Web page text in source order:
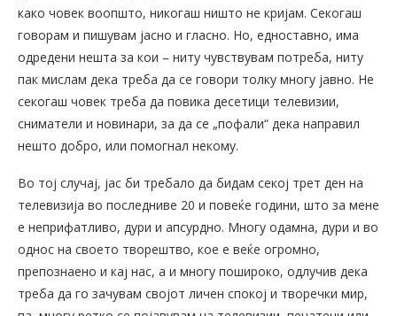
како човек воопшто, никогаш ништо не кријам. Секогаш
говорам и пишувам јасно и гласно. Но, едноставно, има
одредени нешта за кои – ниту чувствувам потреба, ниту
пак мислам дека треба да се говори толку многу јавно. Не
секогаш човек треба да повика десетици телевизии,
сниматели и новинари, за да се „пофали“ дека направил
нешто добро, или помогнал некому.
Во тој случај, јас би требало да бидам секој трет ден на
телевизија во последниве 20 и повеќе години, што за мене
е неприфатливо, дури и апсурдно. Многу одамна, дури и во
однос на своето творештво, кое е веќе огромно,
препознаено и кај нас, а и многу пошироко, одлучив дека
треба да го зачувам својот личен спокој и творечки мир,